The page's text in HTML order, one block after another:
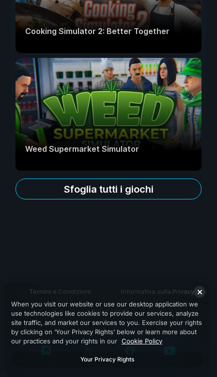
Cooking Simulator 2: Better Together
Weed Supermarket Simulator
Sfoglia tutti i giochi
Termini e Condizioni Informativa sulla Privacy
Assistenza
When you visit our website or use our desktop application we
use technologies like cookies to provide our services, analyze
site traffic, and market our services to you. Exercise your rights
by clicking on ‘Your Privacy Rights’ below or learn more about
our practices and your rights in our Cookie Policy
Your Privacy Rights